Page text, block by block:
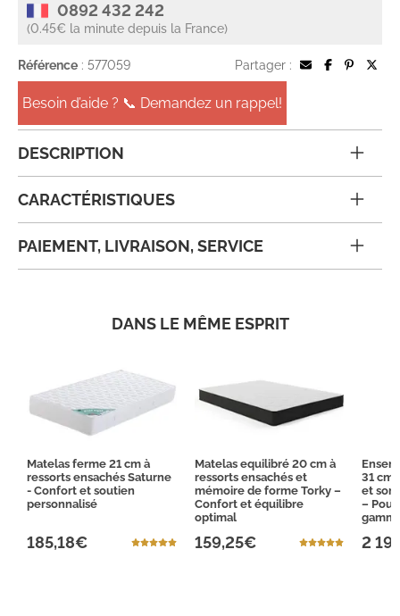
0892 432 242
(0.45€ la minute depuis la France)
Référence : 577059 Partager :
Besoin d’aide ? 📞 Demandez un rappel!
DESCRIPTION
CARACTÉRISTIQUES
PAIEMENT, LIVRAISON, SERVICE
DANS LE MÊME ESPRIT
Matelas ferme 21 cm à
ressorts ensachés Saturne
- Confort et soutien
personnalisé
185,18€
Matelas equilibré 20 cm à
ressorts ensachés et
mémoire de forme Torky –
Confort et équilibre
optimal
159,25€
31 cm
et
–
2